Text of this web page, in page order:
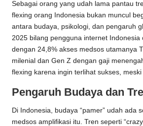
Sebagai orang yang udah lama pantau
flexing orang Indonesia bukan muncul
antara budaya, psikologi, dan pengaruh
2025 bilang pengguna internet Indonesia
dengan 24,8% akses medsos utamanya
milenial dan Gen Z dengan gaji
flexing karena ingin terlihat sukses, meski
Pengaruh Budaya dan
Di Indonesia, budaya “pamer” udah ada
medsos amplifikasi itu. Tren seperti